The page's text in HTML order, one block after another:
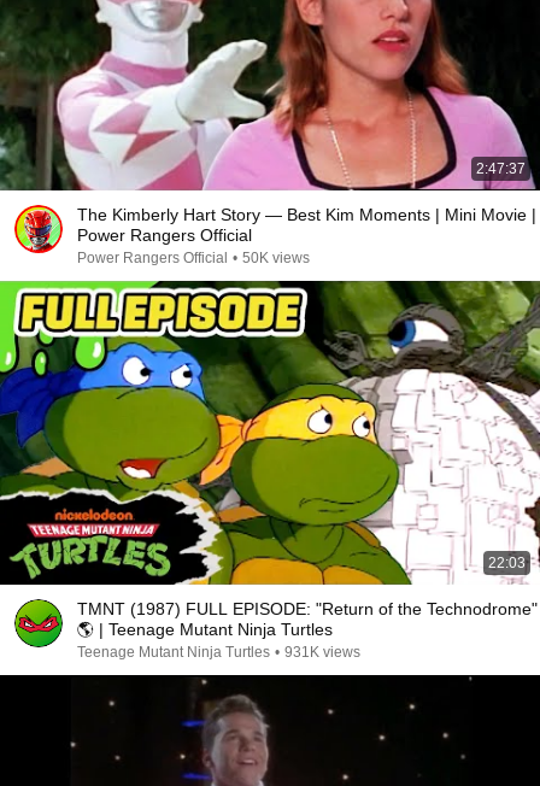
2:47:37
The Kimberly Hart Story — Best Kim Moments | Mini Movie |
Power Rangers Official
Power Rangers Official • 50K views
22:03
TMNT (1987) FULL EPISODE: "Return of the Technodrome"
🌎 | Teenage Mutant Ninja Turtles
Teenage Mutant Ninja Turtles • 931K views